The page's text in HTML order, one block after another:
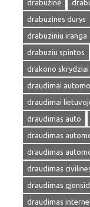
drabužinė
drabuzines durys
drabuziniu iranga
drabuziu spintos
drakono skrydziai
draudimai
draudimai
draudimas auto
draudimas
draudimas
draudimas
draudimas
draudimas